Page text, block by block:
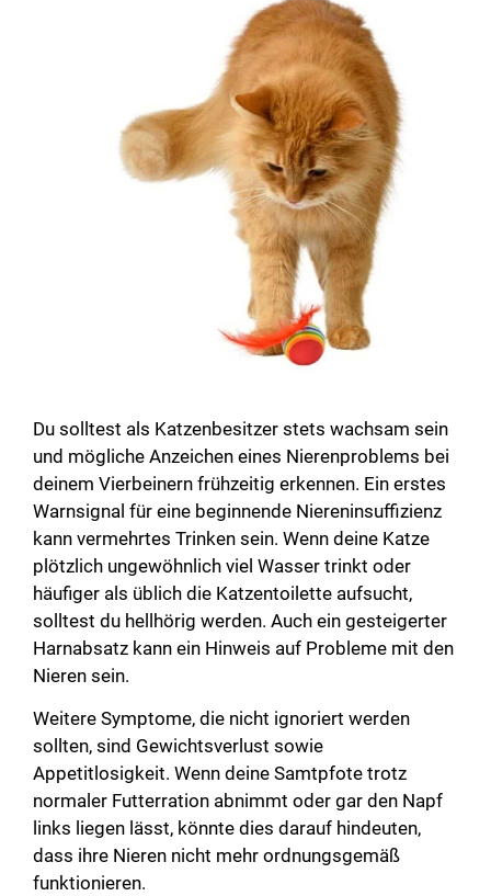
Du solltest als Katzenbesitzer stets wachsam sein
und mögliche Anzeichen eines Nierenproblems bei
deinem Vierbeinern frühzeitig erkennen. Ein erstes
Warnsignal für eine beginnende Niereninsuffizienz
kann vermehrtes Trinken sein. Wenn deine Katze
plötzlich ungewöhnlich viel Wasser trinkt oder
häufiger als üblich die Katzentoilette aufsucht,
solltest du hellhörig werden. Auch ein gesteigerter
Harnabsatz kann ein Hinweis auf Probleme mit den
Nieren sein.
Weitere Symptome, die nicht ignoriert werden
sollten, sind Gewichtsverlust sowie
Appetitlosigkeit. Wenn deine Samtpfote trotz
normaler Futterration abnimmt oder gar den Napf
links liegen lässt, könnte dies darauf hindeuten,
dass ihre Nieren nicht mehr ordnungsgemäß
funktionieren.